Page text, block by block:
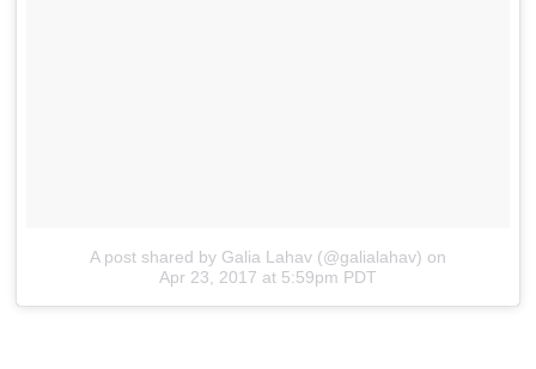
A post shared by Galia Lahav (@galialahav) on
Apr 23, 2017 at 5:59pm PDT